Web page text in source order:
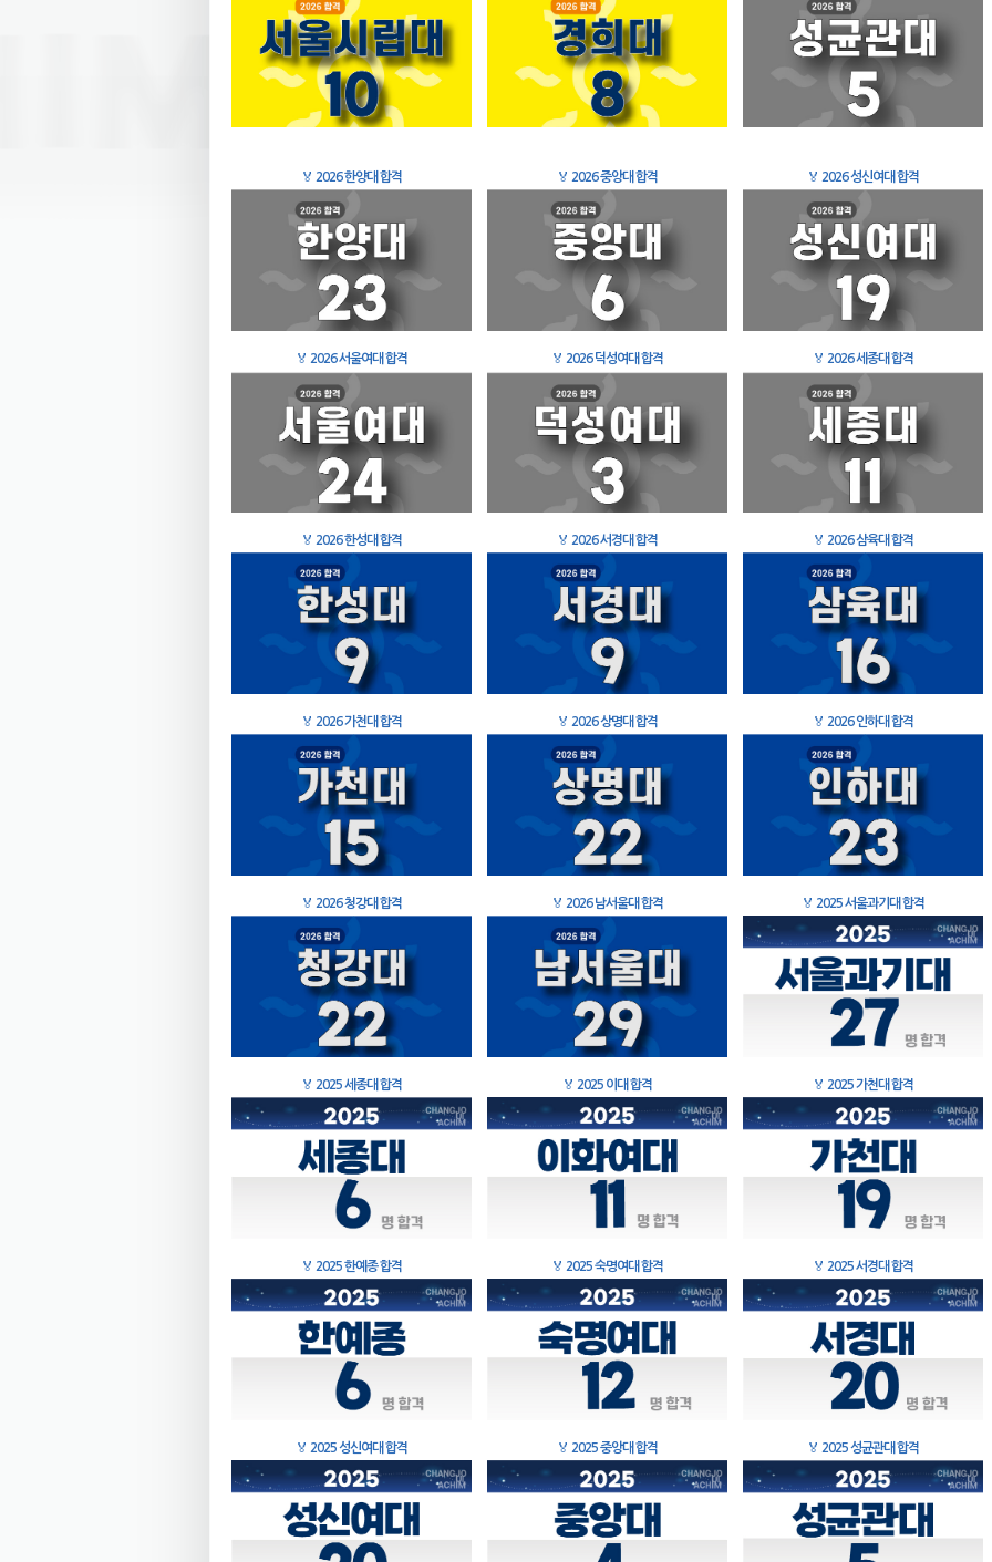
🏅 2026 한양대 합격 🏅 2026 중앙대 합격 🏅 2026 성신여대 합격
🏅 2026 서울여대 합격 🏅 2026 덕성여대 합격 🏅 2026 세종대 합격
🏅 2026 한성대 합격 🏅 2026 서경대 합격 🏅 2026 삼육대 합격
🏅 2026 가천대 합격 🏅 2026 상명대 합격 🏅 2026 인하대 합격
🏅 2026 청강대 합격 🏅 2026 남서울대 합격 🏅 2025 서울과기대 합격
🏅 2025 세종대 합격 🏅 2025 이대 합격 🏅 2025 가천대 합격
🏅 2025 한예종 합격 🏅 2025 숙명여대 합격 🏅 2025 서경대 합격
🏅 2025 성신여대 합격 🏅 2025 중앙대 합격 🏅 2025 성균관대 합격